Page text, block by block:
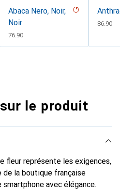
Abaca Nero, Noir,
Noir
CHF
76.90
CHF
86.90
le produit
fleur représente les exigences,
la boutique française
avec élégance.